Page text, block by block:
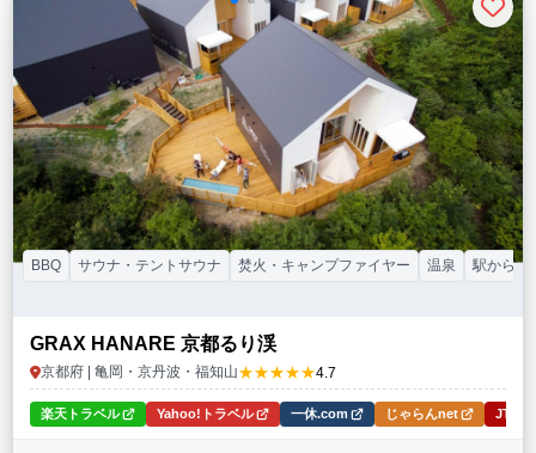
GRAX HANARE 京都るり渓
京都府 | 亀岡・京丹波・福知山★★★★★4.7
BBQ サウナ・テントサウナ 焚火・キャンプファイヤー 温泉 駅から送
楽天トラベル Yahoo!トラベル 一休.com じゃらんnet JTB